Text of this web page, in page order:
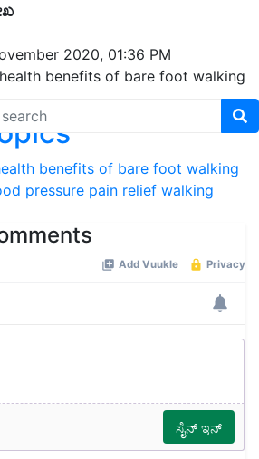
2020, 01:36 PM
health benefits of bare foot walking
benefits of bare foot walking
pressure pain relief walking